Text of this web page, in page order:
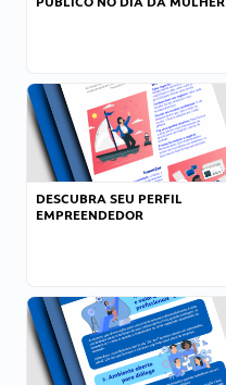
DESCUBRA SEU PERFIL
EMPREENDEDOR